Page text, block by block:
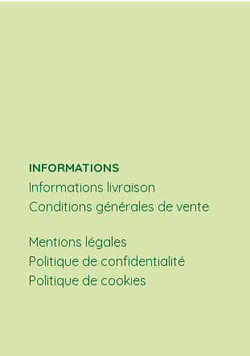
INFORMATIONS
Informations livraison
Conditions générales de vente
Mentions légales
Politique de confidentialité
Politique de cookies